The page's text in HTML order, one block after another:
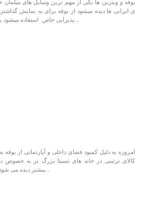
بوفه و ویترین ها یکی از مهم ترین وسایل های مبلمان
ی ایرانی ها دیده میشود از بوفه برای به نمایش
کالای تزئینی در خانه های نسبتا بزرگ تر به خصوص